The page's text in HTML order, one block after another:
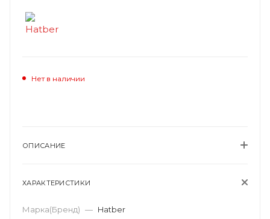
Нет в наличии
ОПИСАНИЕ
ХАРАКТЕРИСТИКИ
Марка(Бренд) — Hatber